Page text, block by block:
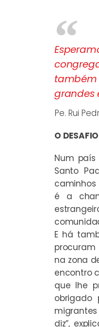
também
grandes
Pe. Rui
O
Num
Santo
caminhos
é a
E há
na zona
encontro
que lhe
obrigado
diz”,